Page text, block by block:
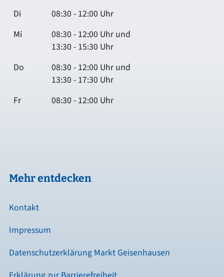
Di
08:30 - 12:00 Uhr
Mi
08:30 - 12:00 Uhr und
13:30 - 15:30 Uhr
Do
08:30 - 12:00 Uhr und
13:30 - 17:30 Uhr
Fr
08:30 - 12:00 Uhr
Mehr entdecken
Kontakt
Impressum
Datenschutzerklärung Markt Geisenhausen